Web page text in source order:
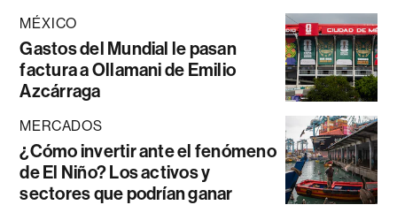
MÉXICO
Gastos del Mundial le pasan
factura a Ollamani de Emilio
Azcárraga
MERCADOS
¿Cómo invertir ante el fenómeno
de El Niño? Los activos y
sectores que podrían ganar